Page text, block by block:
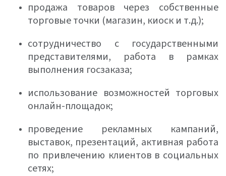
продажа товаров через собственные
торговые точки (магазин, киоск и т.д.);
сотрудничество с государственными
представителями, работа в рамках
выполнения госзаказа;
использование возможностей торговых
онлайн-площадок;
проведение рекламных кампаний,
выставок, презентаций, активная работа
по привлечению клиентов в социальных
сетях;